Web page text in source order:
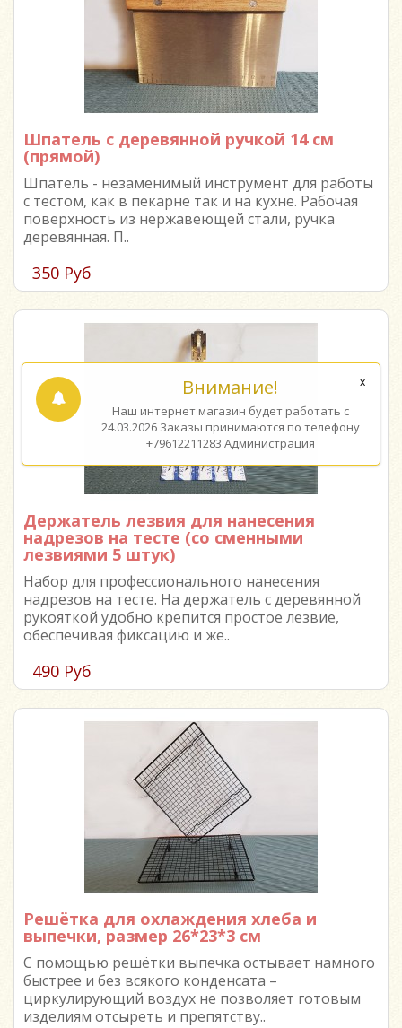
Шпатель с деревянной ручкой 14 см
(прямой)
Шпатель - незаменимый инструмент для работы
с тестом, как в пекарне так и на кухне. Рабочая
поверхность из нержавеющей стали, ручка
деревянная. П..
350 Руб
Держатель лезвия для нанесения
надрезов на тесте (со сменными
лезвиями 5 штук)
Набор для профессионального нанесения
надрезов на тесте. На держатель с деревянной
рукояткой удобно крепится простое лезвие,
обеспечивая фиксацию и же..
490 Руб
Решётка для охлаждения хлеба и
выпечки, размер 26*23*3 см
С помощью решётки выпечка остывает намного
быстрее и без всякого конденсата –
циркулирующий воздух не позволяет готовым
изделиям отсыреть и препятству..
Внимание!
Наш интернет магазин будет работать с
24.03.2026 Заказы принимаются по телефону
+79612211283 Администрация